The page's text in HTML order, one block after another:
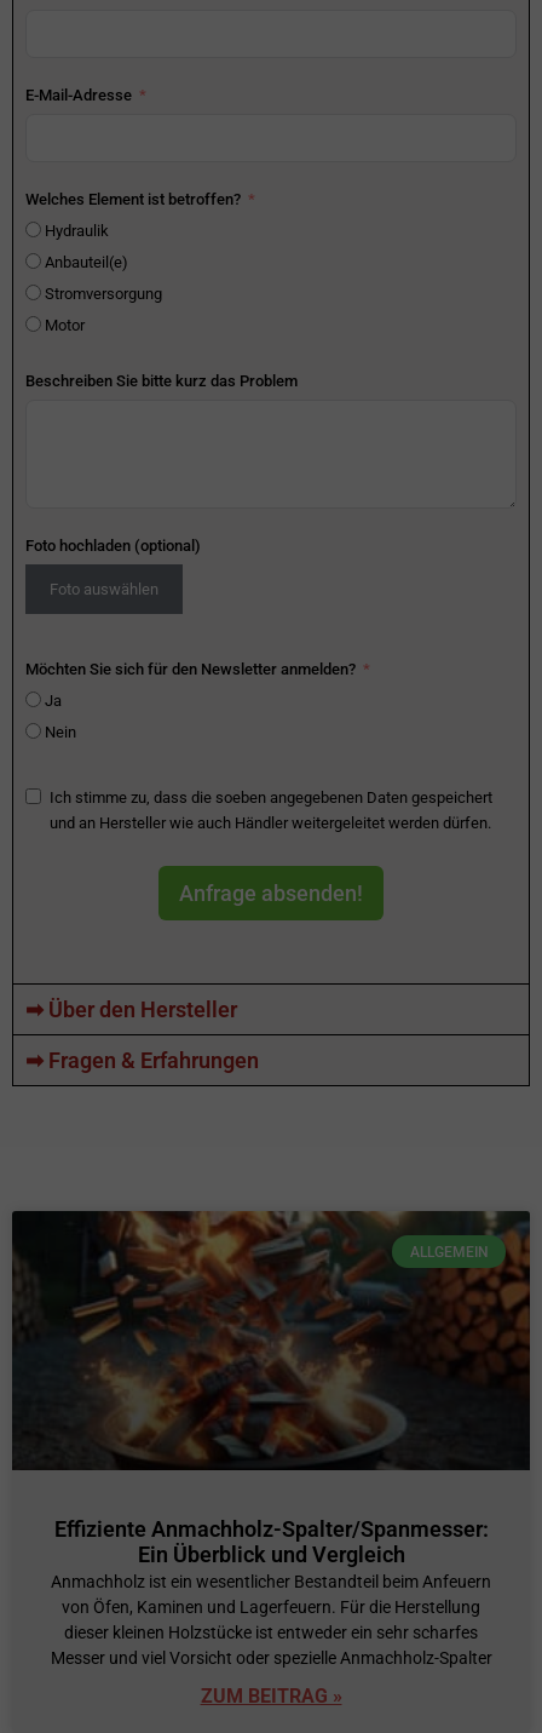
E-Mail-Adresse
Welches Element ist betroffen?
Hydraulik
Anbauteil(e)
Stromversorgung
Motor
Beschreiben Sie bitte kurz das Problem
Foto hochladen (optional)
Foto auswählen
Möchten Sie sich für den Newsletter anmelden?
Ja
Nein
Ich stimme zu, dass die soeben angegebenen Daten gespeichert
und an Hersteller wie auch Händler weitergeleitet werden dürfen.
Anfrage absenden!
➡ Über den Hersteller
➡ Fragen & Erfahrungen
ALLGEMEIN
Effiziente Anmachholz-Spalter/Spanmesser:
Ein Überblick und Vergleich
Anmachholz ist ein wesentlicher Bestandteil beim Anfeuern
von Öfen, Kaminen und Lagerfeuern. Für die Herstellung
dieser kleinen Holzstücke ist entweder ein sehr scharfes
Messer und viel Vorsicht oder spezielle Anmachholz-Spalter
ZUM BEITRAG »